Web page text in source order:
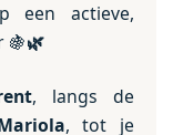
een actieve,
🍇🌿
, langs de
, tot je